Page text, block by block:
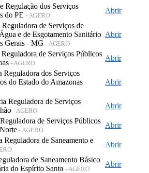
Regulação dos Serviços
do PE - AGERO
Abrir
de Serviços de
e de Esgotamento Sanitário
Gerais - MG - AGERO
Abrir
de Serviços Públicos
- AGERO
Abrir
dos Serviços
do Estado do Amazonas -
Abrir
Reguladora de Serviços
- AGERO
Abrir
de Serviços Públicos
- AGERO
Abrir
Reguladora de Saneamento e
Abrir
de Saneamento Básico
do Espírito Santo - AGERO
Abrir